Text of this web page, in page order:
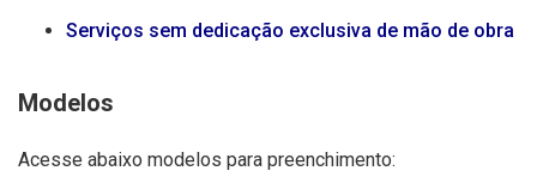
Serviços sem dedicação exclusiva de mão de obra
Modelos
Acesse abaixo modelos para preenchimento: